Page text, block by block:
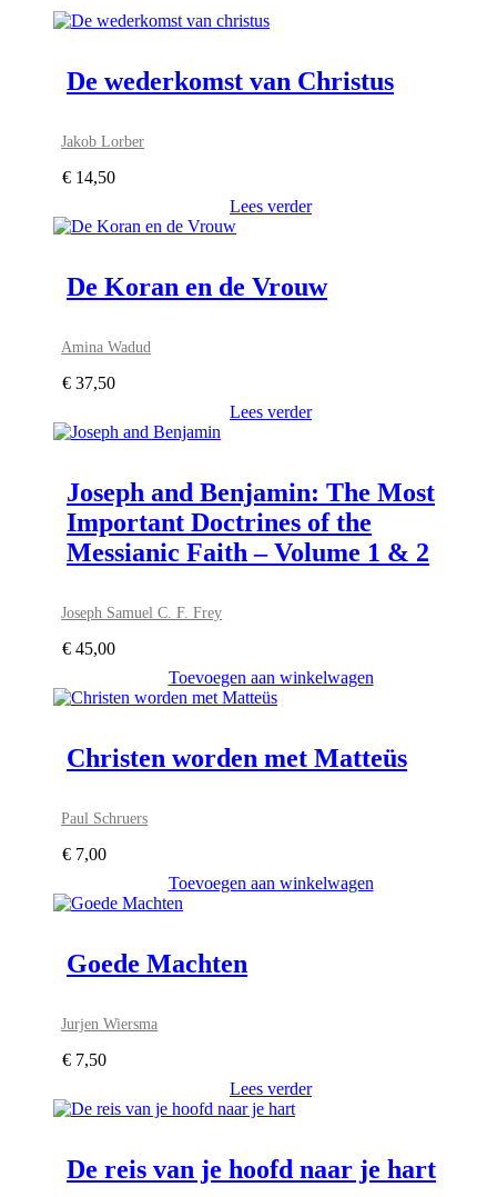
De wederkomst van Christus
Jakob Lorber
€ 14,50
Lees verder
De Koran en de Vrouw
Amina Wadud
€ 37,50
Lees verder
Joseph and Benjamin: The Most
Important Doctrines of the
Messianic Faith – Volume 1 & 2
Joseph Samuel C. F. Frey
€ 45,00
Toevoegen aan winkelwagen
Christen worden met Matteüs
Paul Schruers
€ 7,00
Toevoegen aan winkelwagen
Goede Machten
Jurjen Wiersma
€ 7,50
Lees verder
De reis van je hoofd naar je hart